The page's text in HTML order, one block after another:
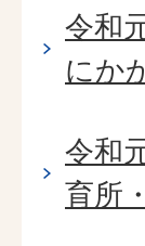
令和
にか
令和
育所